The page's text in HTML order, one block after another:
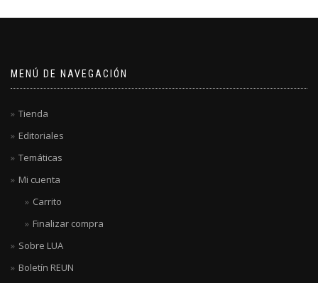
MENÚ DE NAVEGACIÓN
Tienda
Editoriales
Temáticas
Mi cuenta
Carrito
Finalizar compra
Sobre LUA
Boletín REUN